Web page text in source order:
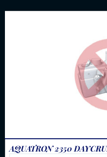
AQUATRON 2350